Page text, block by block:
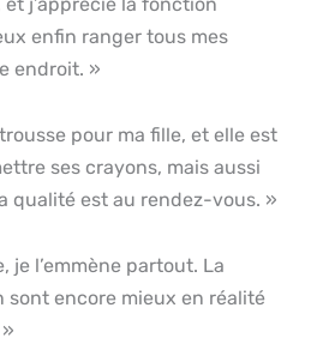
j’apprécie la fonction
enfin ranger tous mes
endroit. »
pour ma fille, et elle est
ses crayons, mais aussi
qualité est au rendez-vous. »
je l’emmène partout. La
sont encore mieux en réalité